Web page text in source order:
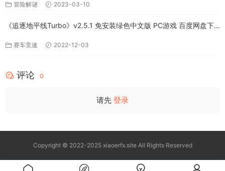
冒险解谜 2023-03-10
《追逐地平线Turbo》v2.5.1 免安装绿色中文版 PC游戏 百度网盘下
赛车竞速 2022-12-03
评论 0
请先 登录
Copyright © 2022-2025 xiaoerfx.site All Rights Reserved